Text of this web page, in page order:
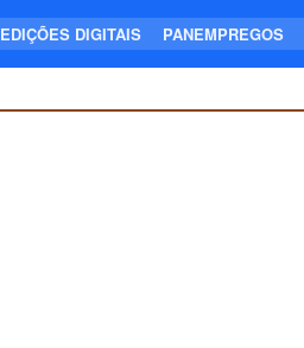
EDIÇÕES DIGITAIS PANEMPREGOS